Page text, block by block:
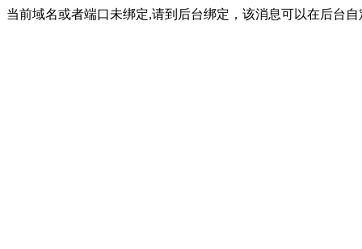
当前域名或者端口未绑定,请到后台绑定，该消息可以在后台自